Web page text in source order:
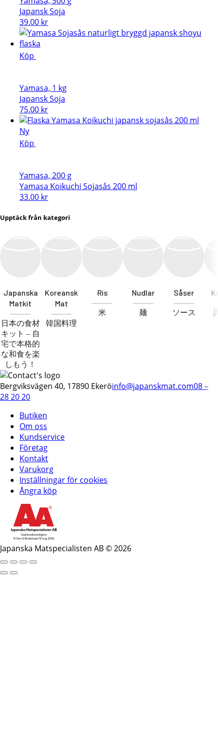
Japansk Soja
39.00 kr
Köp
Yamasa, 1 kg
Japansk Soja
75.00 kr
Ny
Köp
Yamasa, 200 g
Yamasa Koikuchi Sojasås 200 ml
33.00 kr
Upptäck från kategori
Japanska
Matkit
日本の食材
キット – 自
宅で本格的
な和食を楽
しもう！
Koreansk
Mat
韓国料理
Ris
米
Nudlar
麺
Såser
ソース
Bergviksvägen 40, 17890 Ekeröinfo@japanskmat.com08 –
28 20 20
Butiken
Om oss
Kundservice
Företag
Kontakt
Varukorg
Inställningar för cookies
Ångra köp
Japanska Matspecialisten AB © 2026